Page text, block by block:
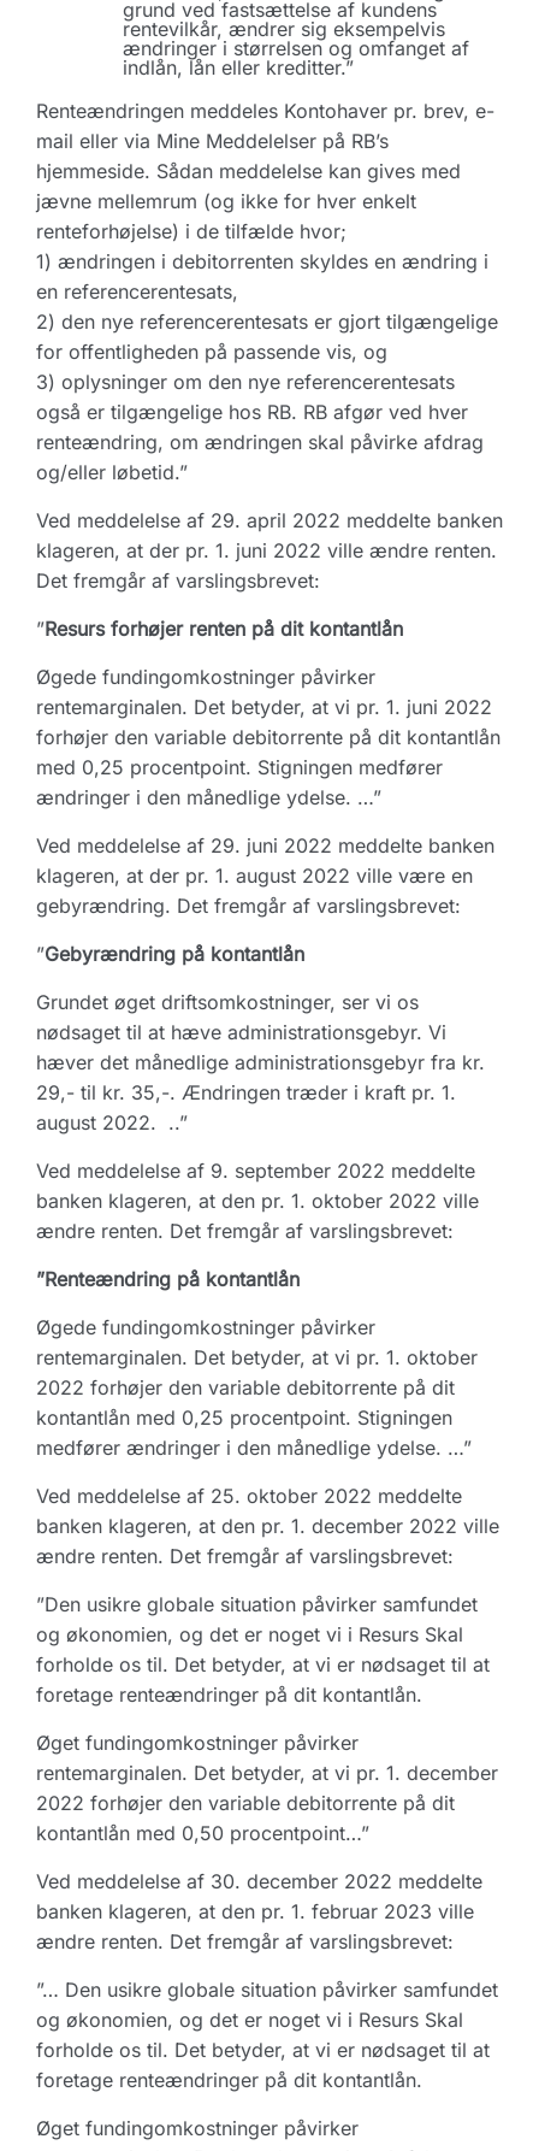
grund ved fastsættelse af kundens
rentevilkår, ændrer sig eksempelvis
ændringer i størrelsen og omfanget af
indlån, lån eller kreditter.”
Renteændringen meddeles Kontohaver pr. brev, e-
mail eller via Mine Meddelelser på RB’s
hjemmeside. Sådan meddelelse kan gives med
jævne mellemrum (og ikke for hver enkelt
renteforhøjelse) i de tilfælde hvor;
1) ændringen i debitorrenten skyldes en ændring i
en referencerentesats,
2) den nye referencerentesats er gjort tilgængelige
for offentligheden på passende vis, og
3) oplysninger om den nye referencerentesats
også er tilgængelige hos RB. RB afgør ved hver
renteændring, om ændringen skal påvirke afdrag
og/eller løbetid.”
Ved meddelelse af 29. april 2022 meddelte banken
klageren, at der pr. 1. juni 2022 ville ændre renten.
Det fremgår af varslingsbrevet:
”Resurs forhøjer renten på dit kontantlån
Øgede fundingomkostninger påvirker
rentemarginalen. Det betyder, at vi pr. 1. juni 2022
forhøjer den variable debitorrente på dit kontantlån
med 0,25 procentpoint. Stigningen medfører
ændringer i den månedlige ydelse. …”
Ved meddelelse af 29. juni 2022 meddelte banken
klageren, at der pr. 1. august 2022 ville være en
gebyrændring. Det fremgår af varslingsbrevet:
”Gebyrændring på kontantlån
Grundet øget driftsomkostninger, ser vi os
nødsaget til at hæve administrationsgebyr. Vi
hæver det månedlige administrationsgebyr fra kr.
29,- til kr. 35,-. Ændringen træder i kraft pr. 1.
august 2022. ..”
Ved meddelelse af 9. september 2022 meddelte
banken klageren, at den pr. 1. oktober 2022 ville
ændre renten. Det fremgår af varslingsbrevet:
”Renteændring på kontantlån
Øgede fundingomkostninger påvirker
rentemarginalen. Det betyder, at vi pr. 1. oktober
2022 forhøjer den variable debitorrente på dit
kontantlån med 0,25 procentpoint. Stigningen
medfører ændringer i den månedlige ydelse. …”
Ved meddelelse af 25. oktober 2022 meddelte
banken klageren, at den pr. 1. december 2022 ville
ændre renten. Det fremgår af varslingsbrevet:
”Den usikre globale situation påvirker samfundet
og økonomien, og det er noget vi i Resurs Skal
forholde os til. Det betyder, at vi er nødsaget til at
foretage renteændringer på dit kontantlån.
Øget fundingomkostninger påvirker
rentemarginalen. Det betyder, at vi pr. 1. december
2022 forhøjer den variable debitorrente på dit
kontantlån med 0,50 procentpoint…”
Ved meddelelse af 30. december 2022 meddelte
banken klageren, at den pr. 1. februar 2023 ville
ændre renten. Det fremgår af varslingsbrevet:
”… Den usikre globale situation påvirker samfundet
og økonomien, og det er noget vi i Resurs Skal
forholde os til. Det betyder, at vi er nødsaget til at
foretage renteændringer på dit kontantlån.
Øget fundingomkostninger påvirker